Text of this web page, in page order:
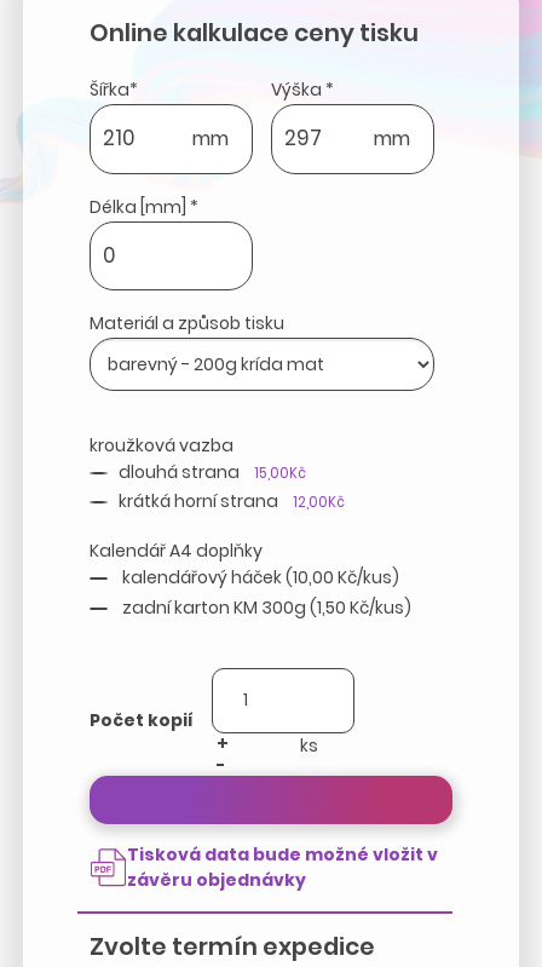
Online kalkulace ceny tisku
Šířka*
mm
Výška *
mm
Délka [mm] *
Materiál a způsob tisku
kroužková vazba
dlouhá strana
15,00Kč
krátká horní strana 12,00Kč
Kalendář A4 doplňky
kalendářový háček (10,00 Kč/kus)
zadní karton KM 300g (1,50 Kč/kus)
Počet kopií
+
-
Tisková data bude možné vložit v
závěru objednávky
Zvolte termín expedice